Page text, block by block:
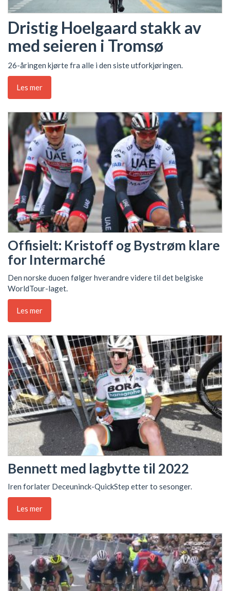
Dristig Hoelgaard stakk av
med seieren i Tromsø
26-åringen kjørte fra alle i den siste utforkjøringen.
Les mer
Offisielt: Kristoff og Bystrøm klare
for Intermarché
Den norske duoen følger hverandre videre til det belgiske
WorldTour-laget.
Les mer
Bennett med lagbytte til 2022
Iren forlater Deceuninck-QuickStep etter to sesonger.
Les mer